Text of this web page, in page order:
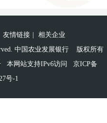
友情链接
相关企业
中国农业发展银行 版权所有
本网站支持IPv6访问 京ICP备
号-1